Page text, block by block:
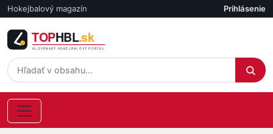
Skočiť na hlavný obsah
Hokejbalový magazín Účet
Prihlásenie